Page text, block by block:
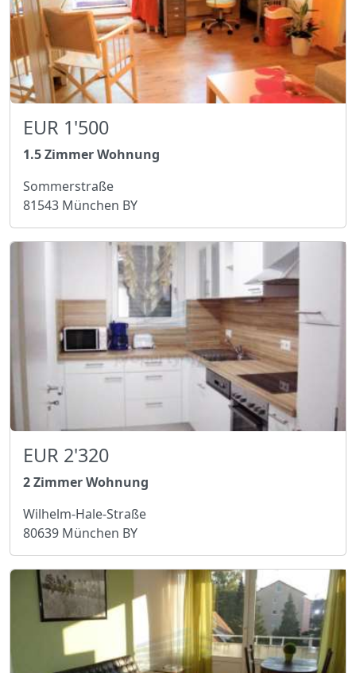
EUR 1'500
1.5 Zimmer Wohnung
Sommerstraße
81543 München BY
EUR 2'320
2 Zimmer Wohnung
Wilhelm-Hale-Straße
80639 München BY